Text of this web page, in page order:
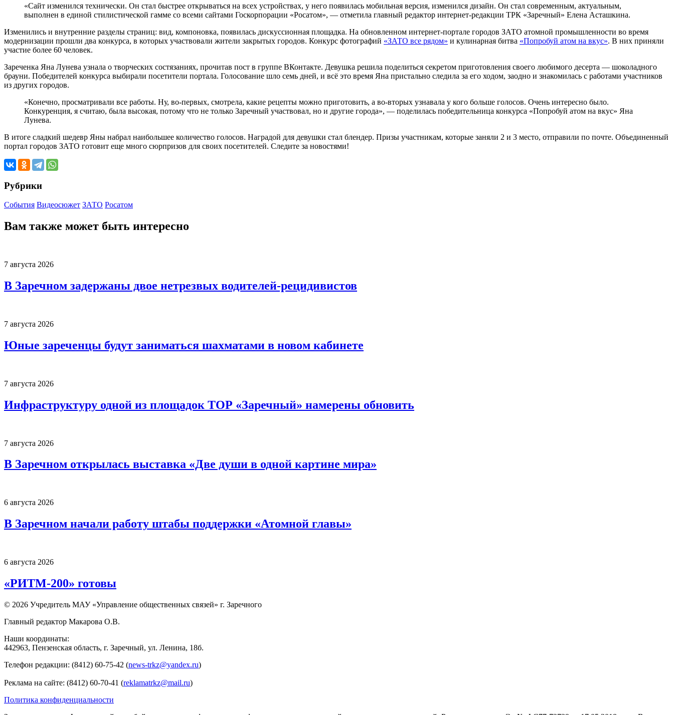
«Сайт изменился технически. Он стал быстрее открываться на всех устройствах, у него появилась мобильная версия, изменился дизайн. Он стал современным, актуальным,
выполнен в единой стилистической гамме со всеми сайтами Госкорпорации «Росатом», — отметила главный редактор интернет-редакции ТРК «Заречный» Елена Асташкина.
Изменились и внутренние разделы страниц: вид, компоновка, появилась дискуссионная площадка. На обновленном интернет-портале городов ЗАТО атомной промышленности во время
модернизации прошли два конкурса, в которых участвовали жители закрытых городов. Конкурс фотографий «ЗАТО все рядом» и кулинарная битва «Попробуй атом на вкус». В них приняли
участие более 60 человек.
Зареченка Яна Лунева узнала о творческих состязаниях, прочитав пост в группе ВКонтакте. Девушка решила поделиться секретом приготовления своего любимого десерта — шоколадного
брауни. Победителей конкурса выбирали посетители портала. Голосование шло семь дней, и всё это время Яна пристально следила за его ходом, заодно и знакомилась с работами участников
из других городов.
«Конечно, просматривали все работы. Ну, во-первых, смотрела, какие рецепты можно приготовить, а во-вторых узнавала у кого больше голосов. Очень интересно было.
Конкуренция, я считаю, была высокая, потому что не только Заречный участвовал, но и другие города», — поделилась победительница конкурса «Попробуй атом на вкус» Яна
Лунева.
В итоге сладкий шедевр Яны набрал наибольшее количество голосов. Наградой для девушки стал блендер. Призы участникам, которые заняли 2 и 3 место, отправили по почте. Объединенный
портал городов ЗАТО готовит еще много сюрпризов для своих посетителей. Следите за новостями!
Рубрики
События Видеосюжет ЗАТО Росатом
Вам также может быть интересно
7 августа 2026
В Заречном задержаны двое нетрезвых водителей-рецидивистов
7 августа 2026
Юные зареченцы будут заниматься шахматами в новом кабинете
7 августа 2026
Инфраструктуру одной из площадок ТОР «Заречный» намерены обновить
7 августа 2026
В Заречном открылась выставка «Две души в одной картине мира»
6 августа 2026
В Заречном начали работу штабы поддержки «Атомной главы»
6 августа 2026
«РИТМ-200» готовы
© 2026 Учредитель МАУ «Управление общественных связей» г. Заречного
Главный редактор Макарова О.В.
Наши координаты:
442963, Пензенская область, г. Заречный, ул. Ленина, 18б.
Телефон редакции: (8412) 60-75-42 (news-trkz@yandex.ru)
Реклама на сайте: (8412) 60-70-41 (reklamatrkz@mail.ru)
Политика конфиденциальности